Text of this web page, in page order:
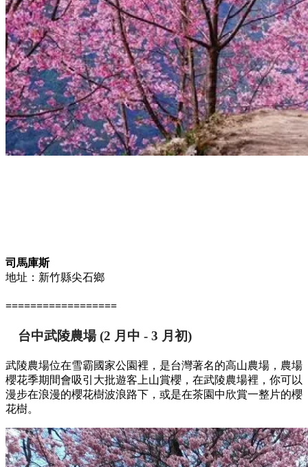
司馬庫斯
地址：新竹縣尖石鄉
==================
台中武陵農場(2 月中 - 3 月初)
武陵農場位在雪霸國家公園裡，是台灣著名的高山農場，農場
櫻花季期間會吸引大批遊客上山賞櫻，在武陵農場裡，你可以
漫步在浪漫的櫻花樹波浪路下，或是在茶園中欣賞一整片的櫻
花樹。